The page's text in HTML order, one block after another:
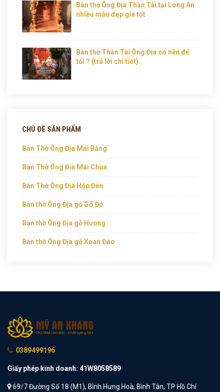
Bàn thờ Ông Địa Thần Tài tại Long An
nhiều mẫu đẹp giá tốt
Bàn thờ Thần Tài Ông Địa có nên để
tỏi ? (trả lời chi tiết)
CHỦ ĐỀ SẢN PHẨM
Bàn Thờ Ông Địa Mái Bằng
Bàn Thờ Ông Địa Mái Chùa
Bàn Thờ Ông Địa Hộp Đèn
Bàn thờ Ông Địa gỗ Gõ Đỏ
Bàn thờ Ông Địa gỗ Hương
Bàn thờ Ông Địa gỗ Xoan Đào
0389499196
Giấy phép kinh doanh: 41W8058589
69/7 Đường Số 18 (M1), Bình Hưng Hoà, Bình Tân, TP Hồ Chí